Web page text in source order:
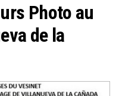
Photo au
de la